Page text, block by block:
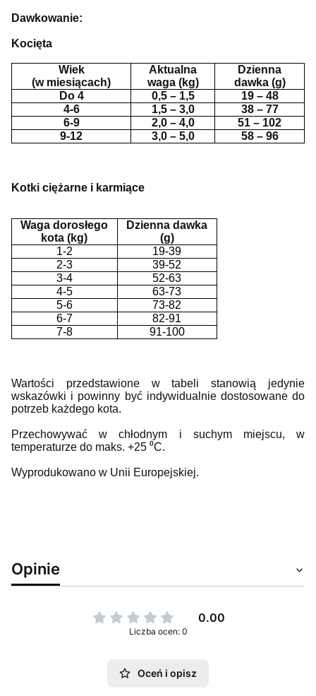
Dawkowanie:
Kocięta
Wiek
(w miesiącach)
Aktualna
waga (kg)
Dzienna
dawka (g)
Do 4
0,5 – 1,5
19 – 48
4-6
1,5 – 3,0
38 – 77
6-9
2,0 – 4,0
51 – 102
9-12
3,0 – 5,0 58 – 96
Kotki ciężarne i karmiące
Waga dorosłego
kota (kg)
Dzienna dawka
(g)
1-2
19-39
2-3
39-52
3-4
52-63
4-5
63-73
5-6
73-82
6-7
82-91
7-8
91-100
Wartości przedstawione w tabeli stanowią jedynie
wskazówki i powinny być indywidualnie dostosowane do
potrzeb każdego kota.
Przechowywać w chłodnym i suchym miejscu, w
temperaturze do maks. +25 ⁰C.
Wyprodukowano w Unii Europejskiej.
Opinie
0.00
Liczba ocen: 0
Oceń i opisz